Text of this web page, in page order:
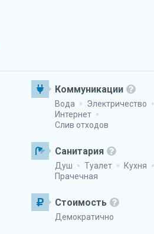
Коммуникации
Вода
Электричество
Интернет
Слив отходов
Санитария
Душ Туалет
Кухня
Прачечная
Стоимость
Демократично